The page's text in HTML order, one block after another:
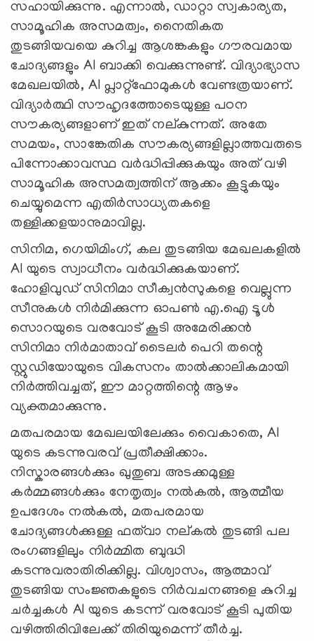
സഹായിക്കുന്നു. എന്നാല്‍, ഡാറ്റാ സ്വകാര്യത,
സാമൂഹിക അസമത്വം, നൈതികത
തുടങ്ങിയവയെ കുറിച്ച ആശങ്കകളും ഗൗരവമായ
ചോദ്യങ്ങളും AI ബാക്കി വെക്കുന്നുണ്ട്. വിദ്യാഭ്യാസ
മേഖലയില്‍, AI പ്ലാറ്റ്‌ഫോമുകള്‍ വേണ്ടത്രയാണ്.
വിദ്യാര്‍ത്ഥി സൗഹൃദത്തോടെയുള്ള പഠന
സൗകര്യങ്ങളാണ് ഇത് നല്കുന്നത്. അതേ
സമയം, സാങ്കേതിക സൗകര്യങ്ങളില്ലാത്തവരുടെ
പിന്നോക്കാവസ്ഥ വര്‍ദ്ധിപ്പിക്കുകയും അത് വഴി
സാമൂഹിക അസമത്വത്തിന് ആക്കം കൂട്ടുകയും
ചെയ്യുമെന്ന എതിര്‍സാധ്യതകളെ
തള്ളിക്കളയാനുമാവില്ല.
സിനിമ, ഗെയിമിംഗ്, കല തുടങ്ങിയ മേഖലകളില്‍
AI യുടെ സ്വാധീനം വര്‍ദ്ധിക്കുകയാണ്.
ഹോളിവുഡ് സിനിമാ സീക്വന്‍സുകളെ വെല്ലുന്ന
സീനുകള്‍ നിര്‍മിക്കുന്ന ഓപണ്‍ എ.ഐ ടൂള്‍
സൊറയുടെ വരവോട് കൂടി അമേരിക്കന്‍
സിനിമാ നിര്‍മാതാവ് ടൈലര്‍ പെറി തന്റെ
സ്റ്റുഡിയോയുടെ വികസനം താല്‍ക്കാലികമായി
നിര്‍ത്തിവച്ചത്, ഈ മാറ്റത്തിന്റെ ആഴം
വ്യക്തമാക്കുന്നു.
മതപരമായ മേഖലയിലേക്കും വൈകാതെ, AI
യുടെ കടന്നുവരവ് പ്രതീക്ഷിക്കാം.
നിസ്കാരങ്ങള്‍ക്കും ഖുതുബ അടക്കമുള്ള
കര്‍മ്മങ്ങള്‍ക്കും നേതൃത്വം നല്‍കല്‍, ആത്മീയ
ഉപദേശം നല്‍കല്‍, മതപരമായ
ചോദ്യങ്ങള്‍ക്കുള്ള ഫത്‍വാ നല്കല്‍ തുടങ്ങി പല
രംഗങ്ങളിലും നിര്‍മ്മിത ബുദ്ധി
കടന്നുവരാതിരിക്കില്ല. വിശ്വാസം, ആത്മാവ്
തുടങ്ങിയ സംജ്ഞകളുടെ നിര്‍വചനങ്ങളെ കുറിച്ച
ചര്‍ച്ചകള്‍ AI യുടെ കടന്ന് വരവോട് കൂടി പുതിയ
വഴിത്തിരിവിലേക്ക് തിരിയുമെന്ന് തീര്‍ച്ച.